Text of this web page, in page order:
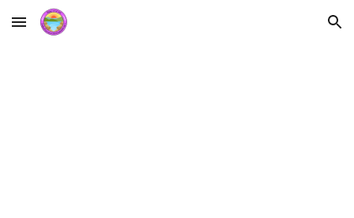
Skip to main content Skip to navigation